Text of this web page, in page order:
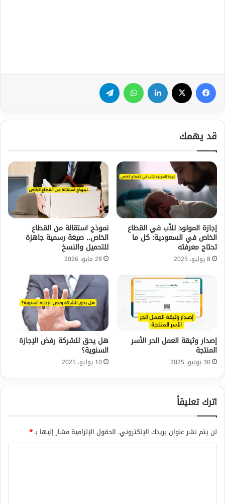
فيسبوك لينكدإن واتساب
قد يهمك
إجازة المولود للأب في القطاع
الخاص في السعودية: كل ما
تحتاج معرفته
8 يوليو، 2025
نموذج استقالة من القطاع
الخاص.. صيغة رسمية جاهزة
للتحميل والنسخ
28 مايو، 2026
إصدار وثيقة العمل الحر الأسر
المنتجة
30 يونيو، 2025
هل يحق للشركة رفض الإجازة
السنوية؟
10 يوليو، 2025
اترك تعليقاً
لن يتم نشر عنوان بريدك الإلكتروني. الحقول الإلزامية مشار إليها بـ*